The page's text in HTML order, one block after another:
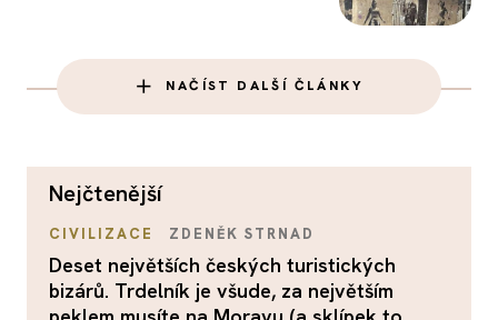
NAČÍST DALŠÍ ČLÁNKY
nejčtenější
CIVILIZACE ZDENĚK STRNAD
Deset největších českých turistických
bizárů. Trdelník je všude, za největším